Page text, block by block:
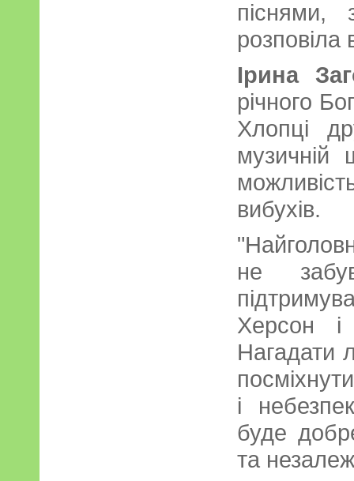
піснями,
розповіла
Ірина
річного
Хлопці
вибухів.
не
Херсон і
Нагадати
і
буде
та